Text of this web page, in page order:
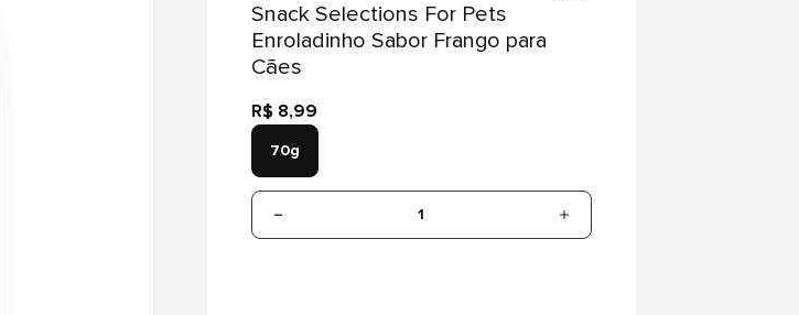
Snack Selections For Pets
Enroladinho Sabor Frango para
Cães
R$ 8,99
70g
1